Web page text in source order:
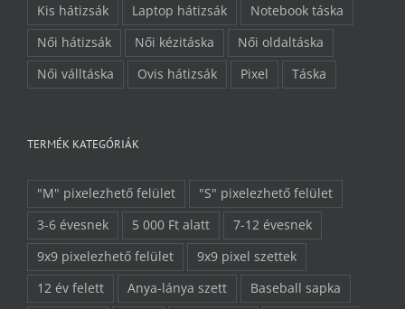
Kis hátizsák
Laptop hátizsák
Notebook táska
Női hátizsák
Női kézitáska
Női oldaltáska
Női válltáska
Ovis hátizsák Pixel Táska
TERMÉK KATEGÓRIÁK
"M" pixelezhető felület
"S" pixelezhető felület
3-6 évesnek
5 000 Ft alatt
7-12 évesnek
9x9 pixelezhető felület
9x9 pixel szettek
12 év felett
Anya-lánya szett
Baseball sapka